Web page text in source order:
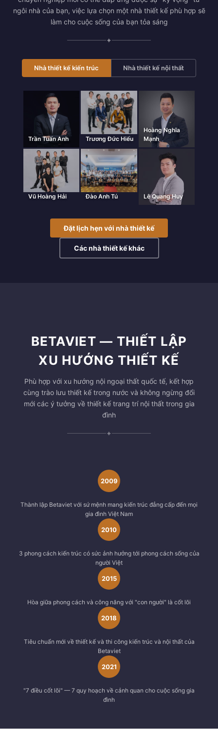
ngôi nhà của bạn, việc lựa chọn một nhà thiết kế phù hợp sẽ
làm cho cuộc sống của bạn tỏa sáng
✦
Nhà thiết kế kiến trúc Nhà thiết kế nội thất
Trần Tuấn Anh Trương Đức Hiếu
Hoàng Nghĩa
Mạnh
Vũ Hoàng Hải Đào Anh Tú Lê Quang Huy
Đặt lịch hẹn với nhà thiết kế
Các nhà thiết kế khác
BETAVIET — THIẾT LẬP
XU HƯỚNG THIẾT KẾ
Phù hợp với xu hướng nội ngoại thất quốc tế, kết hợp
cùng trào lưu thiết kế trong nước và không ngừng đổi
mới các ý tưởng về thiết kế trang trí nội thất trong gia
đình
✦
2009
Thành lập Betaviet với sứ mệnh mang kiến trúc đẳng cấp đến mọi
gia đình Việt Nam
2010
3 phong cách kiến trúc có sức ảnh hưởng tới phong cách sống của
người Việt
2015
Hòa giữa phong cách và công năng với "con người" là cốt lõi
2018
Tiêu chuẩn mới về thiết kế và thi công kiến trúc và nội thất của
Betaviet
2021
"7 điều cốt lõi" — 7 quy hoạch về cảnh quan cho cuộc sống gia
đình